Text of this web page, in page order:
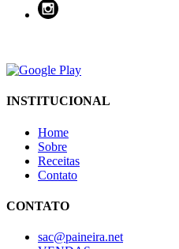
INSTITUCIONAL
Home
Sobre
Receitas
Contato
CONTATO
sac@paineira.net